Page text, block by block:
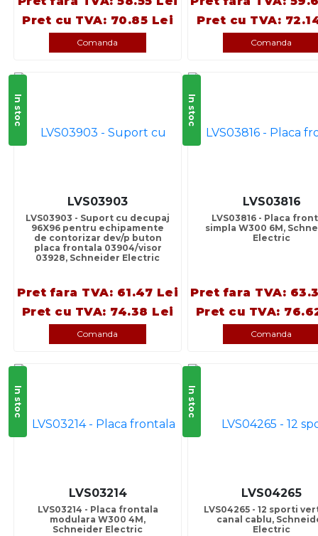
Pret cu TVA: 70.85 Lei
Comanda
Pret cu TVA:
Comanda
In stoc
LVS03903
LVS03903 - Suport cu decupaj
96X96 pentru echipamente
de contorizar dev/p buton
placa frontala 03904/visor
03928, Schneider Electric
Pret fara TVA: 61.47 Lei
Pret cu TVA: 74.38 Lei
Comanda
In stoc
LVS03816
LVS03816 - Placa
simpla W300 6M,
Electric
Pret fara TVA:
Pret cu TVA:
Comanda
In stoc
LVS03214
LVS03214 - Placa frontala
modulara W300 4M,
Schneider Electric
In stoc
LVS04265
LVS04265 - 12 sporti
canal cablu,
Electric